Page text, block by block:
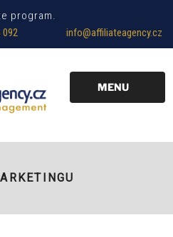
program.
092
info@affiliateagency.cz
MENU